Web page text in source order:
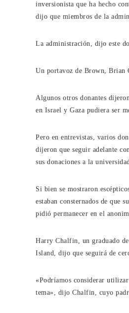
inversionista que ha hecho
dijo que miembros de la
La administración, dijo este
Un portavoz de Brown, Brian
Algunos otros donantes
en Israel y Gaza pudiera ser
Pero en entrevistas, varios
dijeron que seguir adelante
sus donaciones a la
Si bien se mostraron
estaban consternados de que
pidió permanecer en el
Harry Chalfin, un graduado
Island, dijo que seguirá de
«Podríamos considerar
tema», dijo Chalfin, cuyo